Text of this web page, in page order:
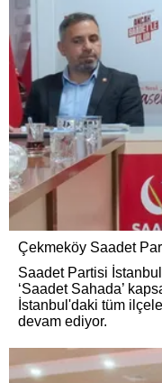
Çekmeköy Saadet
Saadet Partisi İstanbul
‘Saadet Sahada’
İstanbul'daki tüm
devam ediyor.